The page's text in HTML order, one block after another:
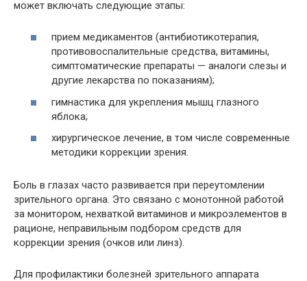
может включать следующие этапы:
прием медикаментов (антибиотикотерапия,
противовоспалительные средства, витамины,
симптоматические препараты — аналоги слезы и
другие лекарства по показаниям);
гимнастика для укрепления мышц глазного
яблока;
хирургическое лечение, в том числе современные
методики коррекции зрения.
Боль в глазах часто развивается при переутомлении
зрительного органа. Это связано с монотонной работой
за монитором, нехваткой витаминов и микроэлементов в
рационе, неправильным подбором средств для
коррекции зрения (очков или линз).
Для профилактики болезней зрительного аппарата